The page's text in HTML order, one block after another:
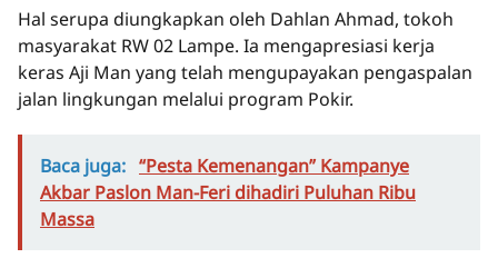
Hal serupa diungkapkan oleh Dahlan Ahmad, tokoh
masyarakat RW 02 Lampe. Ia mengapresiasi kerja
keras Aji Man yang telah mengupayakan pengaspalan
jalan lingkungan melalui program Pokir.
Baca juga: “Pesta Kemenangan” Kampanye
Akbar Paslon Man-Feri dihadiri Puluhan Ribu
Massa